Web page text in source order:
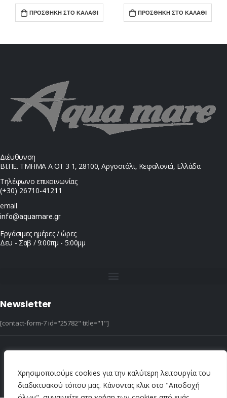
Χρησιμοποιούμε cookies για την καλύτερη λειτουργία του
διαδικτυακού τόπου μας. Κάνοντας κλικ στο "Αποδοχή
ΠΡΟΣΘΉΚΗ ΣΤΟ ΚΑΛΆΘΙ ΠΡΟΣΘΉΚΗ ΣΤΟ ΚΑΛΆΘΙ
Διέυθυνση
ΒΙ.ΠΕ. ΤΜΗΜΑ Α ΟΤ 3 1, 28100, Αργοστόλι, Κεφαλονιά, Ελλάδα
Τηλέφωνο επικοινωνίας
(+30) 26710-41211
email
info@aquamare.gr
Εργάσιμες ημέρες / ώρες
Δευ - Σαβ / 9:00πμ - 5:00μμ
Newsletter
[contact-form-7 id="25782" title="1"]